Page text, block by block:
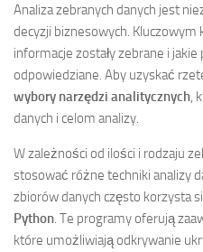
Analiza zebranych danych jest
decyzji biznesowych.
informacje zostały zebrane i
odpowiedziane. Aby uzyskać
wybory narzędzi analitycznych,
danych i celom analizy.
W zależności od ilości i rodzaju
stosować różne techniki analizy
zbiorów danych często korzysta
Python. Te programy oferują
które umożliwiają odkrywanie